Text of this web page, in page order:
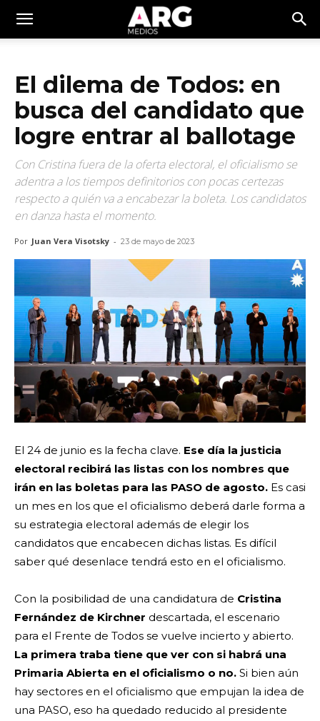
El dilema de Todos: en
busca del candidato que
logre entrar al ballotage
Con Cristina fuera de la oferta electoral, el oficialismo se
adentra a los tiempos definitorios con pocas certezas
respecto a quién va a encabezar la boleta. Los candidatos
en danza hasta el momento.
Por Juan Vera Visotsky - 23 de mayo de 2023
El 24 de junio es la fecha clave. Ese día la justicia
electoral recibirá las listas con los nombres que
irán en las boletas para las PASO de agosto. Es casi
un mes en los que el oficialismo deberá darle forma a
su estrategia electoral además de elegir los
candidatos que encabecen dichas listas. Es difícil
saber qué desenlace tendrá esto en el oficialismo.
Con la posibilidad de una candidatura de Cristina
Fernández de Kirchner descartada, el escenario
para el Frente de Todos se vuelve incierto y abierto.
La primera traba tiene que ver con si habrá una
Primaria Abierta en el oficialismo o no. Si bien aún
hay sectores en el oficialismo que empujan la idea de
una PASO, eso ha quedado reducido al presidente